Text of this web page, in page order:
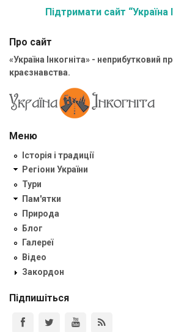
Підтримати сайт “Україна
Про сайт
«Україна Інкогніта» - неприбутковий
краєзнавства.
Меню
Історія і традиції
Регіони України
Тури
Пам'ятки
Природа
Блог
Галереї
Відео
Закордон
Підпишіться